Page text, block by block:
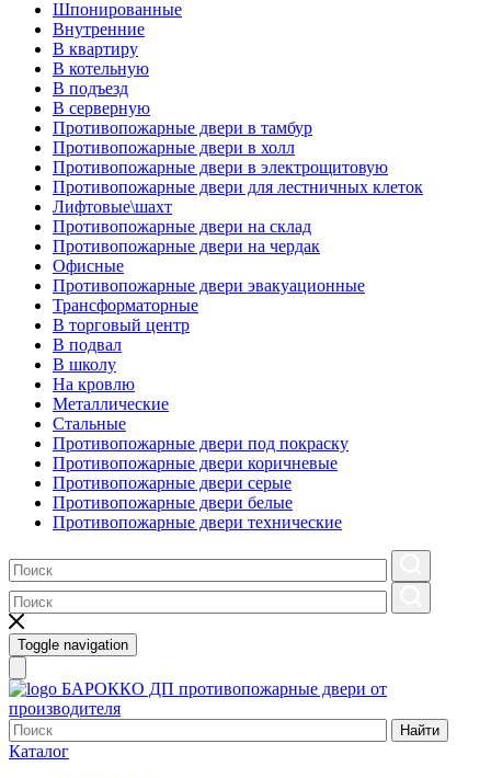
Шпонированные
Внутренние
В квартиру
В котельную
В подъезд
В серверную
Противопожарные двери в тамбур
Противопожарные двери в холл
Противопожарные двери в электрощитовую
Противопожарные двери для лестничных клеток
Лифтовые\шахт
Противопожарные двери на склад
Противопожарные двери на чердак
Офисные
Противопожарные двери эвакуационные
Трансформаторные
В торговый центр
В подвал
В школу
На кровлю
Металлические
Стальные
Противопожарные двери под покраску
Противопожарные двери коричневые
Противопожарные двери серые
Противопожарные двери белые
Противопожарные двери технические
Toggle navigation
БАРОККО ДП противопожарные двери от
производителя
Найти
Каталог